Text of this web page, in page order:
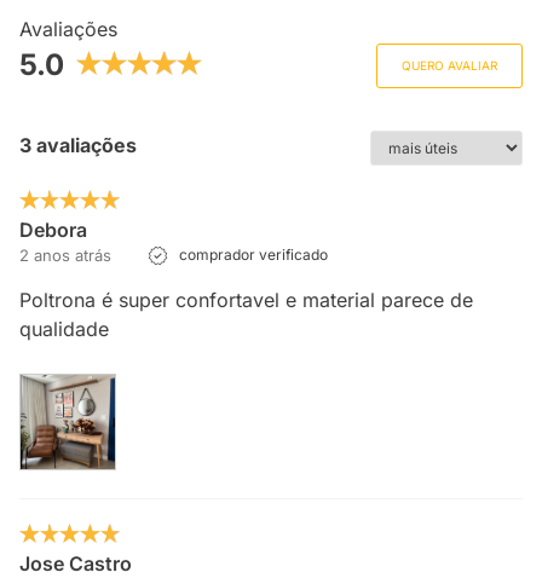
Avaliações
5.0 QUERO AVALIAR
3 avaliações
Debora
2 anos atrás comprador verificado
Poltrona é super confortavel e material parece de
qualidade
Jose Castro